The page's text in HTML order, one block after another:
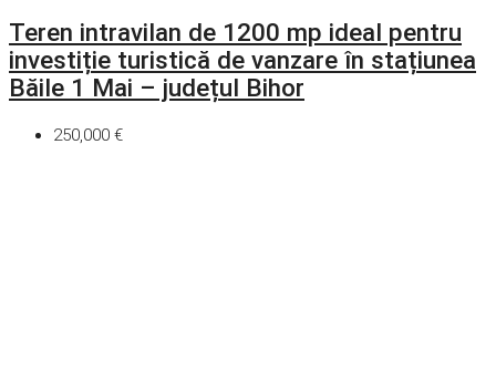
Teren intravilan de 1200 mp ideal pentru
investiție turistică de vanzare în stațiunea
Băile 1 Mai – județul Bihor
250,000 €